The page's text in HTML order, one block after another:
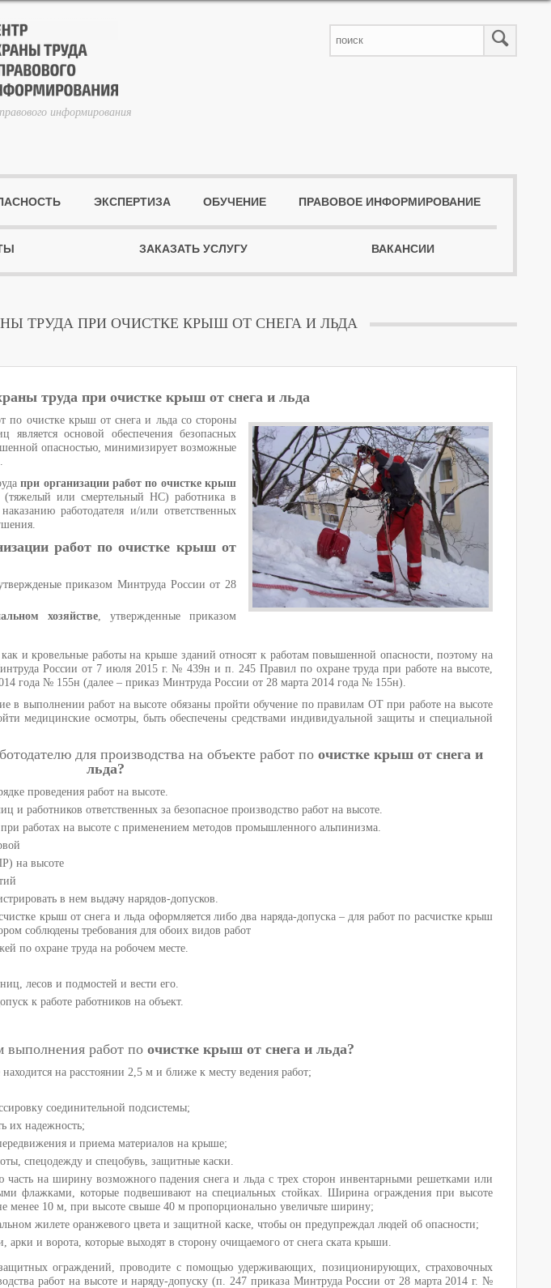
информирования
ЭКСПЕРТИЗА ОБУЧЕНИЕ ПРАВОВОЕ ИНФОРМИРОВАНИЕ
ЗАКАЗАТЬ УСЛУГУ ВАКАНСИИ
ТРУДА ПРИ ОЧИСТКЕ КРЫШ ОТ СНЕГА И ЛЬДА
труда при очистке крыш от снега и льда
по очистке крыш от снега и льда со стороны
является основой обеспечения безопасных
опасностью, минимизирует возможные
при организации работ по очистке крыш
(тяжелый или смертельный НС) работника в
работодателя и/или ответственных
работ по очистке крыш от
приказом Минтруда России от 28
хозяйстве, утвержденные приказом
и кровельные работы на крыше зданий относят к работам повышенной опасности, поэтому на
России от 7 июля 2015 г. № 439н и п. 245 Правил по охране труда при работе на высоте,
года № 155н (далее – приказ Минтруда России от 28 марта 2014 года № 155н).
в выполнении работ на высоте обязаны пройти обучение по правилам ОТ при работе на высоте
медицинские осмотры, быть обеспечены средствами индивидуальной защиты и специальной
для производства на объекте работ поочистке крыш от снега и
льда?
проведения работ на высоте.
работников ответственных за безопасное производство работ на высоте.
работах на высоте с применением методов промышленного альпинизма.
на высоте
в нем выдачу нарядов-допусков.
крыш от снега и льда оформляется либо два наряда-допуска – для работ по расчистке крыш
соблюдены требования для обоих видов работ
по охране труда на робочем месте.
лесов и подмостей и вести его.
к работе работников на объект.
выполнения работ по очистке крыш от снега и льда?
на расстоянии 2,5 м и ближе к месту ведения работ;
соединительной подсистемы;
их надежность;
и приема материалов на крыше;
спецодежду и спецобувь, защитные каски.
часть на ширину возможного падения снега и льда с трех сторон инвентарными решетками или
флажками, которые подвешивают на специальных стойках. Ширина ограждения при высоте
менее 10 м, при высоте свыше 40 м пропорционально увеличьте ширину;
жилете оранжевого цвета и защитной каске, чтобы он предупреждал людей об опасности;
арки и ворота, которые выходят в сторону очищаемого от снега ската крыши.
ограждений, проводите с помощью удерживающих, позиционирующих, страховочных
работ на высоте и наряду-допуску (п. 247 приказа Минтруда России от 28 марта 2014 г. №